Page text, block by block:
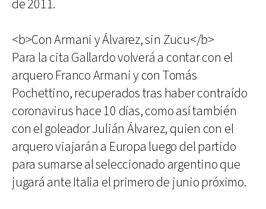
de 2011.
<b>Con Armani y Álvarez, sin Zucu</b>
Para la cita Gallardo volverá a contar con el
arquero Franco Armani y con Tomás
Pochettino, recuperados tras haber contraído
coronavirus hace 10 días, como así también
con el goleador Julián Álvarez, quien con el
arquero viajarán a Europa luego del partido
para sumarse al seleccionado argentino que
jugará ante Italia el primero de junio próximo.